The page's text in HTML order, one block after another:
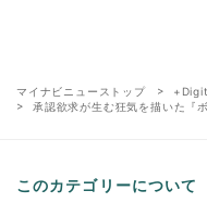
マイナビニューストップ
承認欲求が生む狂気を描いた『
このカテゴリーについて